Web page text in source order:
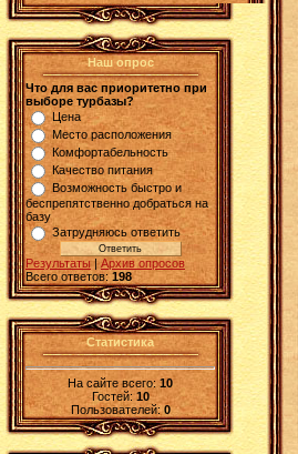
Наш опрос
Что для вас приоритетно при
выборе турбазы?
Цена
Место расположения
Комфортабельность
Качество питания
Возможность быстро и
беспрепятственно добраться на
базу
Затрудняюсь ответить
Результаты |Архив опросов
Всего ответов: 198
Статистика
На сайте всего:10
Гостей: 10
Пользователей: 0